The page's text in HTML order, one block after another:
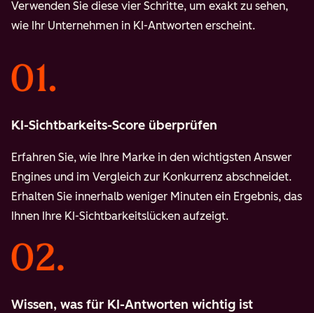
Verwenden Sie diese vier Schritte, um exakt zu sehen,
wie Ihr Unternehmen in KI-Antworten erscheint.
KI-Sichtbarkeits-Score überprüfen
Erfahren Sie, wie Ihre Marke in den wichtigsten Answer
Engines und im Vergleich zur Konkurrenz abschneidet.
Erhalten Sie innerhalb weniger Minuten ein Ergebnis, das
Ihnen Ihre KI-Sichtbarkeitslücken aufzeigt.
Wissen, was für KI-Antworten wichtig ist